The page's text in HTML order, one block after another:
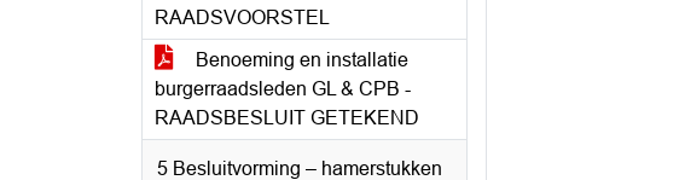
RAADSVOORSTEL
Benoeming en installatie
burgerraadsleden GL & CPB -
RAADSBESLUIT GETEKEND
5 Besluitvorming – hamerstukken